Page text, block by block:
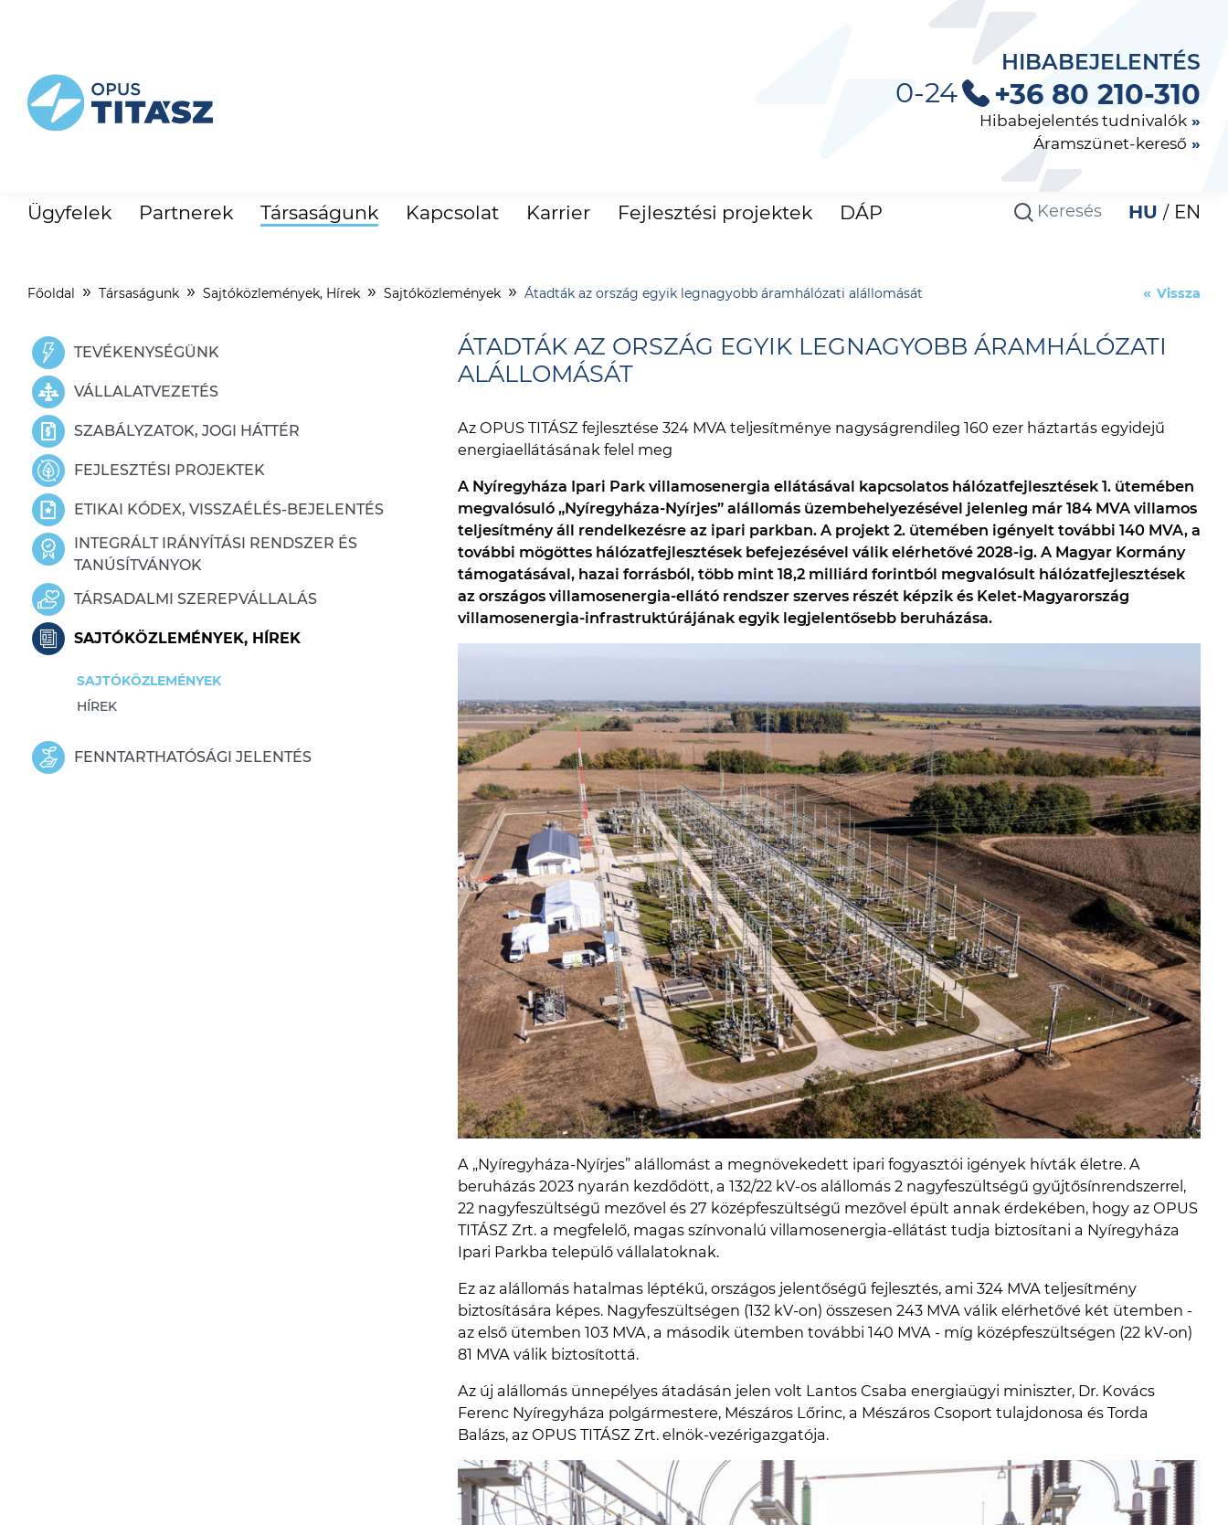
HIBABEJELENTÉS
0-24 +36 80 210-310
Hibabejelentés tudnivalók
Áramszünet-kereső
Ügyfelek Partnerek Társaságunk Kapcsolat Karrier Fejlesztési projektek DÁP HU EN
Főoldal Társaságunk Sajtóközlemények, Hírek Sajtóközlemények Átadták az ország egyik legnagyobb áramhálózati alállomását Vissza
TEVÉKENYSÉGÜNK
VÁLLALATVEZETÉS
SZABÁLYZATOK, JOGI HÁTTÉR
FEJLESZTÉSI PROJEKTEK
ETIKAI KÓDEX, VISSZAÉLÉS-BEJELENTÉS
INTEGRÁLT IRÁNYÍTÁSI RENDSZER ÉS
TANÚSÍTVÁNYOK
TÁRSADALMI SZEREPVÁLLALÁS
SAJTÓKÖZLEMÉNYEK, HÍREK
SAJTÓKÖZLEMÉNYEK
HÍREK
FENNTARTHATÓSÁGI JELENTÉS
ÁTADTÁK AZ ORSZÁG EGYIK LEGNAGYOBB ÁRAMHÁLÓZATI
ALÁLLOMÁSÁT
Az OPUS TITÁSZ fejlesztése 324 MVA teljesítménye nagyságrendileg 160 ezer háztartás egyidejű
energiaellátásának felel meg
A Nyíregyháza Ipari Park villamosenergia ellátásával kapcsolatos hálózatfejlesztések 1. ütemében
megvalósuló „Nyíregyháza-Nyírjes” alállomás üzembehelyezésével jelenleg már 184 MVA villamos
teljesítmény áll rendelkezésre az ipari parkban. A projekt 2. ütemében igényelt további 140 MVA, a
további mögöttes hálózatfejlesztések befejezésével válik elérhetővé 2028-ig. A Magyar Kormány
támogatásával, hazai forrásból, több mint 18,2 milliárd forintból megvalósult hálózatfejlesztések
az országos villamosenergia-ellátó rendszer szerves részét képzik és Kelet-Magyarország
villamosenergia-infrastruktúrájának egyik legjelentősebb beruházása.
A „Nyíregyháza-Nyírjes” alállomást a megnövekedett ipari fogyasztói igények hívták életre. A
beruházás 2023 nyarán kezdődött, a 132/22 kV-os alállomás 2 nagyfeszültségű gyűjtősínrendszerrel,
22 nagyfeszültségű mezővel és 27 középfeszültségű mezővel épült annak érdekében, hogy az OPUS
TITÁSZ Zrt. a megfelelő, magas színvonalú villamosenergia-ellátást tudja biztosítani a Nyíregyháza
Ipari Parkba települő vállalatoknak.
Ez az alállomás hatalmas léptékű, országos jelentőségű fejlesztés, ami 324 MVA teljesítmény
biztosítására képes. Nagyfeszültségen (132 kV-on) összesen 243 MVA válik elérhetővé két ütemben -
az első ütemben 103 MVA, a második ütemben további 140 MVA - míg középfeszültségen (22 kV-on)
81 MVA válik biztosítottá.
Az új alállomás ünnepélyes átadásán jelen volt Lantos Csaba energiaügyi miniszter, Dr. Kovács
Ferenc Nyíregyháza polgármestere, Mészáros Lőrinc, a Mészáros Csoport tulajdonosa és Torda
Balázs, az OPUS TITÁSZ Zrt. elnök-vezérigazgatója.